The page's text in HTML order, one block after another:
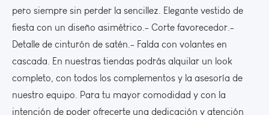
pero siempre sin perder la sencillez. Elegante vestido de
fiesta con un diseño asimétrico.- Corte favorecedor.-
Detalle de cinturón de satén.- Falda con volantes en
cascada. En nuestras tiendas podrás alquilar un look
completo, con todos los complementos y la asesoría de
nuestro equipo. Para tu mayor comodidad y con la
intención de poder ofrecerte una dedicación y atención